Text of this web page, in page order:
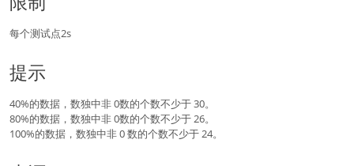
每个测试点2s
提示
40%的数据，数独中非 0数的个数不少于 30。
80%的数据，数独中非 0数的个数不少于 26。
100%的数据，数独中非 0 数的个数不少于 24。